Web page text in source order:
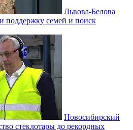
Львова-Белова
поддержку семей и поиск
Новосибирский
стеклотары до рекордных